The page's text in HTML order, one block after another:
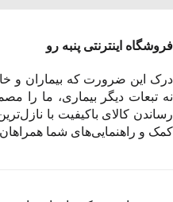
فروشگاه اینترنتی پنبه رو
درک این ضرورت که بیماران و
نه تبعات دیگر بیماری، ما را
رساندن کالای باکیفیت با
کمک و راهنمایی‌های شما همراهان